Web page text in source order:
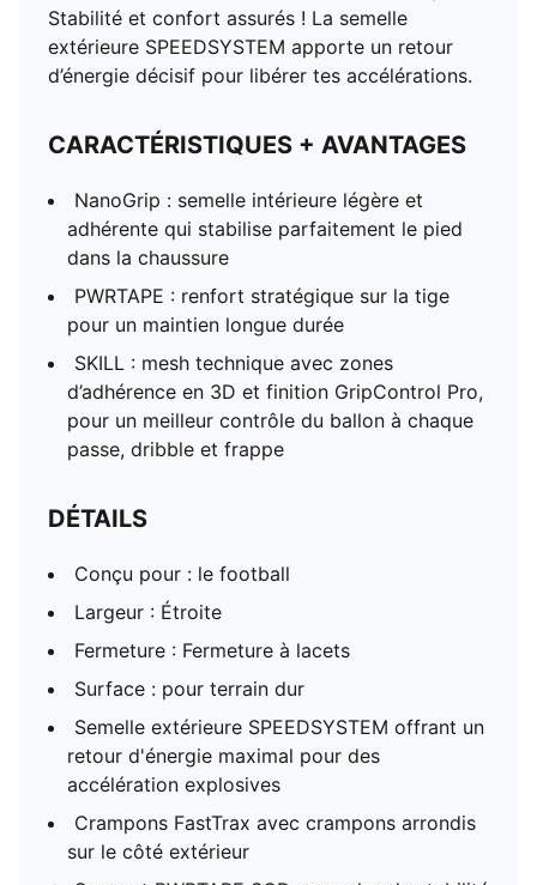
Stabilité et confort assurés ! La semelle
extérieure SPEEDSYSTEM apporte un retour
d’énergie décisif pour libérer tes accélérations.
CARACTÉRISTIQUES + AVANTAGES
NanoGrip : semelle intérieure légère et
adhérente qui stabilise parfaitement le pied
dans la chaussure
PWRTAPE : renfort stratégique sur la tige
pour un maintien longue durée
SKILL : mesh technique avec zones
d’adhérence en 3D et finition GripControl Pro,
pour un meilleur contrôle du ballon à chaque
passe, dribble et frappe
DÉTAILS
Conçu pour : le football
Largeur : Étroite
Fermeture : Fermeture à lacets
Surface : pour terrain dur
Semelle extérieure SPEEDSYSTEM offrant un
retour d'énergie maximal pour des
accélération explosives
Crampons FastTrax avec crampons arrondis
sur le côté extérieur